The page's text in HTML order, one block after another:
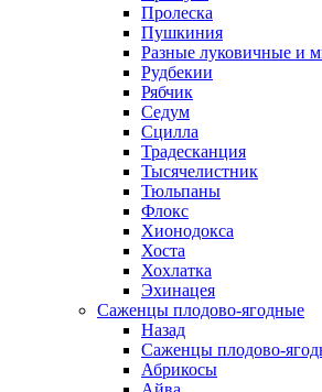
Пролеска
Пушкиния
Разные луковичные и
Рудбекии
Рябчик
Седум
Сцилла
Традесканция
Тысячелистник
Тюльпаны
Флокс
Хионодокса
Хоста
Хохлатка
Эхинацея
Саженцы плодово-ягодные
Назад
Саженцы плодово-
Абрикосы